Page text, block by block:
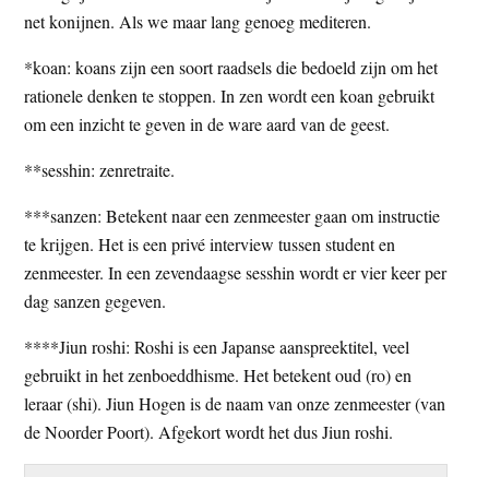
net konijnen. Als we maar lang genoeg mediteren.
*koan: koans zijn een soort raadsels die bedoeld zijn om het
rationele denken te stoppen. In zen wordt een koan gebruikt
om een inzicht te geven in de ware aard van de geest.
**sesshin: zenretraite.
***sanzen: Betekent naar een zenmeester gaan om instructie
te krijgen. Het is een privé interview tussen student en
zenmeester. In een zevendaagse sesshin wordt er vier keer per
dag sanzen gegeven.
****Jiun roshi: Roshi is een Japanse aanspreektitel, veel
gebruikt in het zenboeddhisme. Het betekent oud (ro) en
leraar (shi). Jiun Hogen is de naam van onze zenmeester (van
de Noorder Poort). Afgekort wordt het dus Jiun roshi.